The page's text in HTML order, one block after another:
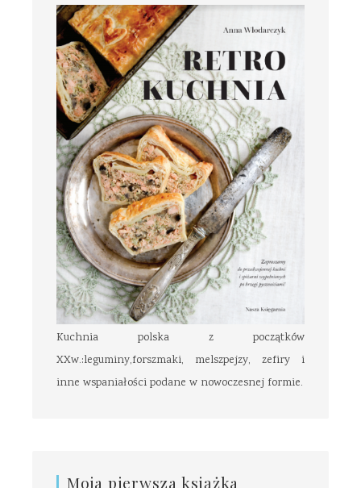
Kuchnia polska z początków
XXw.:leguminy,forszmaki, melszpejzy, zefiry i
inne wspaniałości podane w nowoczesnej formie.
Moja pierwsza książka